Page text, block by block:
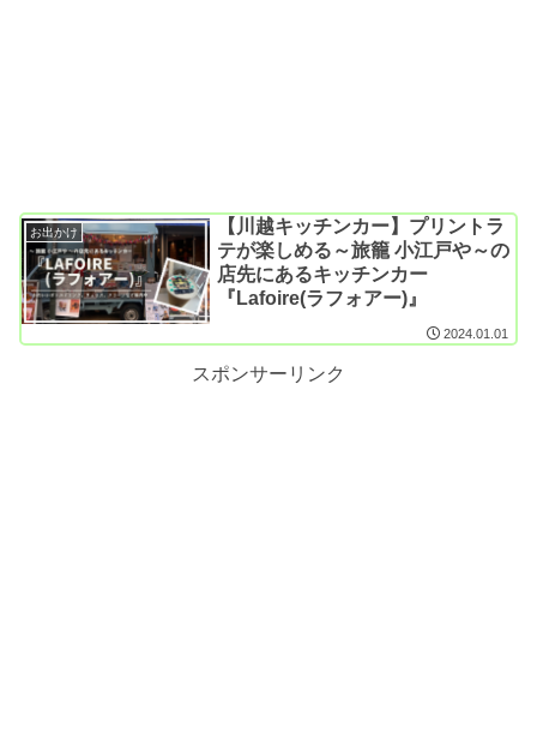
お出かけ
【川越キッチンカー】プリントラ
テが楽しめる～旅籠 小江戸や～の
店先にあるキッチンカー
『Lafoire(ラフォアー)』
2024.01.01
スポンサーリンク